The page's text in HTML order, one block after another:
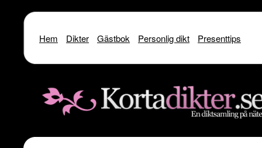
Warning: include() [function.include]: SSL operation failed with code 1. OpenSSL
Hem Dikter Gästbok Personlig dikt Presenttips